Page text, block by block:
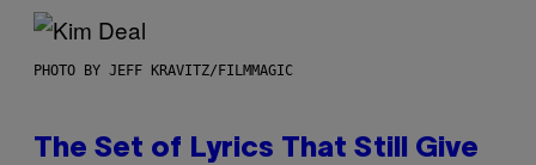
PHOTO BY JEFF KRAVITZ/FILMMAGIC
The Set of Lyrics That Still Give